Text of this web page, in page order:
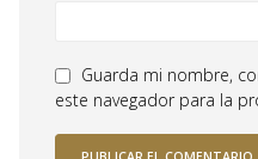
Guarda mi nombre,
este navegador para la